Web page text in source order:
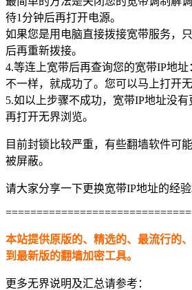
待1分钟后再打开电源。
如果您是用电脑直接拨接宽带服务，
后再重新拨接。
4.等连上宽带后再查询您的宽带IP地址
不一样，就成功了。您可以马上打开无
5.如以上步骤不成功，宽带IP地址没
再打开无界浏览。
目前封锁比较严重，有些翻墙软件可
被屏蔽。
请大家分享一下更换宽带IP地址的经验
本站提供原版的、精选的、最流行的
到最新版的翻墙加密工具。
更多无界说明及汇总请参考：